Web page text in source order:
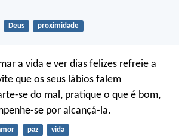
Deus proximidade
a vida e ver dias felizes refreie a
que os seus lábios falem
se do mal, pratique o que é bom,
se por alcançá-la.
paz vida